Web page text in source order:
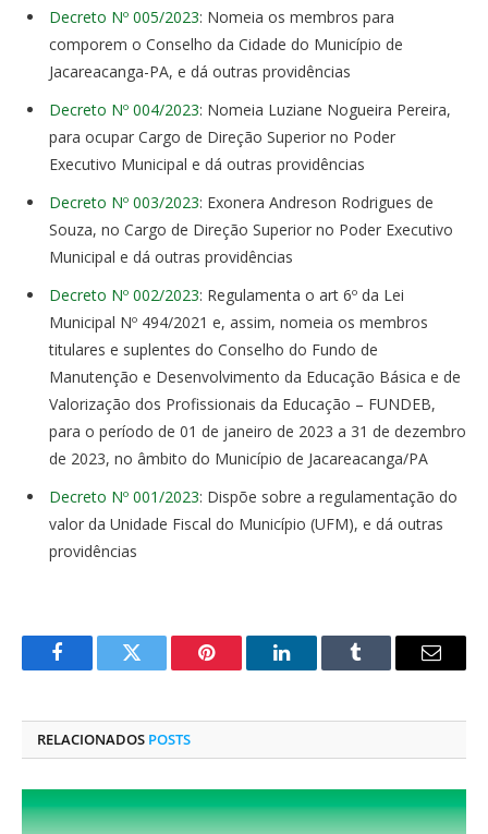
Decreto Nº 005/2023: Nomeia os membros para
comporem o Conselho da Cidade do Município de
Jacareacanga-PA, e dá outras providências
Decreto Nº 004/2023: Nomeia Luziane Nogueira Pereira,
para ocupar Cargo de Direção Superior no Poder
Executivo Municipal e dá outras providências
Decreto Nº 003/2023: Exonera Andreson Rodrigues de
Souza, no Cargo de Direção Superior no Poder Executivo
Municipal e dá outras providências
Decreto Nº 002/2023: Regulamenta o art 6º da Lei
Municipal Nº 494/2021 e, assim, nomeia os membros
titulares e suplentes do Conselho do Fundo de
Manutenção e Desenvolvimento da Educação Básica e de
Valorização dos Profissionais da Educação – FUNDEB,
para o período de 01 de janeiro de 2023 a 31 de dezembro
de 2023, no âmbito do Município de Jacareacanga/PA
Decreto Nº 001/2023: Dispõe sobre a regulamentação do
valor da Unidade Fiscal do Município (UFM), e dá outras
providências
FacebookTwitter Pinterest O
Tumblr
E-
RELACIONADOS POSTS